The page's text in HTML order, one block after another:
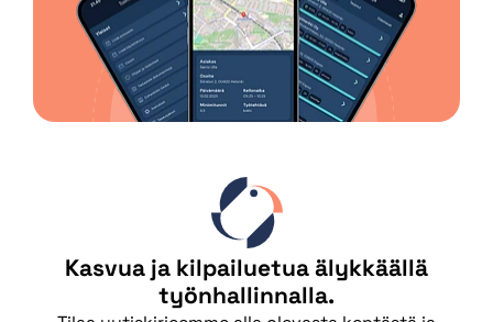
Kasvua ja kilpailuetua älykkäällä
työnhallinnalla.